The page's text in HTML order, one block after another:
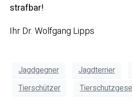
strafbar!
Ihr Dr. Wolfgang Lipps
Jagdgegner Jagdterrier
Tierschützer